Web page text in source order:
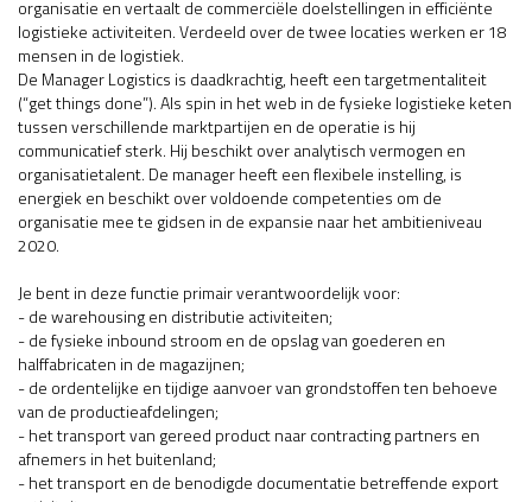
organisatie en vertaalt de commerciële doelstellingen in efficiënte
logistieke activiteiten. Verdeeld over de twee locaties werken er 18
mensen in de logistiek.
De Manager Logistics is daadkrachtig, heeft een targetmentaliteit
(“get things done”). Als spin in het web in de fysieke logistieke keten
tussen verschillende marktpartijen en de operatie is hij
communicatief sterk. Hij beschikt over analytisch vermogen en
organisatietalent. De manager heeft een flexibele instelling, is
energiek en beschikt over voldoende competenties om de
organisatie mee te gidsen in de expansie naar het ambitieniveau
2020.
Je bent in deze functie primair verantwoordelijk voor:
- de warehousing en distributie activiteiten;
- de fysieke inbound stroom en de opslag van goederen en
halffabricaten in de magazijnen;
- de ordentelijke en tijdige aanvoer van grondstoffen ten behoeve
van de productieafdelingen;
- het transport van gereed product naar contracting partners en
afnemers in het buitenland;
- het transport en de benodigde documentatie betreffende export